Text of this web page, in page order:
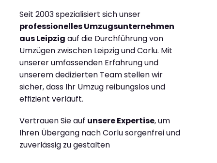
Seit 2003 spezialisiert sich unser
professionelles Umzugsunternehmen
aus Leipzig auf die Durchführung von
Umzügen zwischen Leipzig und Corlu. Mit
unserer umfassenden Erfahrung und
unserem dedizierten Team stellen wir
sicher, dass Ihr Umzug reibungslos und
effizient verläuft.
Vertrauen Sie auf unsere Expertise, um
Ihren Übergang nach Corlu sorgenfrei und
zuverlässig zu gestalten